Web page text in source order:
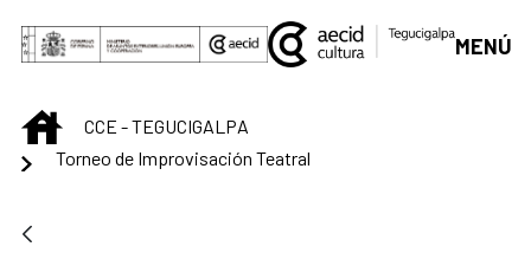
Saltar al contenido principal
MENÚ
INICIOCCE - TEGUCIGALPA
Torneo de Improvisación Teatral